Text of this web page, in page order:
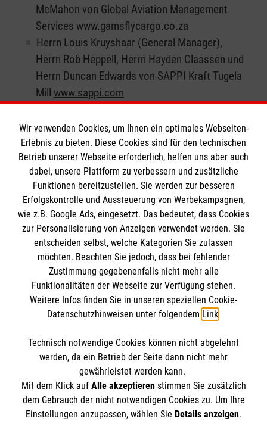
McMahon von Global Aviation Management
Services www.gamsflycargo.co.za
Herrn Louis Kruyshaar (General Manager),
Herrn Rob Heppell, Herrn Hayden Claassen und
Herrn Duncan Edwards von SAPPI Kraft Tugela
Mill www.sappi.com
Zurück zu allen Meldungen
Brotherhood of Blessed Gérard
Order of Malta
Our organisation
Care Centre
Child Care
Emergency aid
How you can help
Information
Imprint
Data protection
Our address in South Africa
Brotherhood of Blessed Gérard
P O Box 440
Social networks
Wir verwenden Cookies, um Ihnen ein optimales Webseiten-
Erlebnis zu bieten. Diese Cookies sind für den technischen
Betrieb unserer Webseite erforderlich, helfen uns aber auch
dabei, unsere Plattform zu verbessern und zusätzliche
Funktionen bereitzustellen. Sie werden zur besseren
Erfolgskontrolle und Aussteuerung von Werbekampagnen,
wie z.B. Google Ads, eingesetzt. Das bedeutet, dass Cookies
zur Personalisierung von Anzeigen verwendet werden. Sie
entscheiden selbst, welche Kategorien Sie zulassen
möchten. Beachten Sie jedoch, dass bei fehlender
Zustimmung gegebenenfalls nicht mehr alle
Funktionalitäten der Webseite zur Verfügung stehen.
Weitere Infos finden Sie in unseren speziellen Cookie-
Datenschutzhinweisen unter folgendem Link.
Technisch notwendige Cookies können nicht abgelehnt
werden, da ein Betrieb der Seite dann nicht mehr
gewährleistet werden kann.
Mit dem Klick auf Alle akzeptierenstimmen Sie zusätzlich
dem Gebrauch der nicht notwendigen Cookies zu. Um Ihre
Einstellungen anzupassen, wählen Sie Details anzeigen.